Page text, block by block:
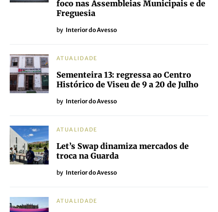
foco nas Assembleias Municipais e de
Freguesia
by Interior do Avesso
ATUALIDADE
Sementeira 13: regressa ao Centro
Histórico de Viseu de 9 a 20 de Julho
by Interior do Avesso
ATUALIDADE
Let’s Swap dinamiza mercados de
troca na Guarda
by Interior do Avesso
ATUALIDADE